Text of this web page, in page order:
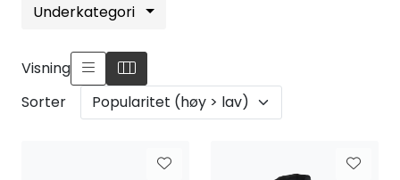
Underkategori
Visning
Sorter
VVS